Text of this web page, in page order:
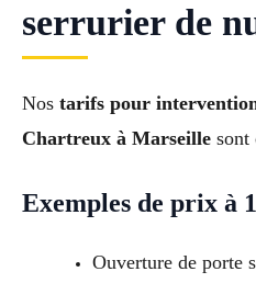
serrurier de
Nos tarifs pour
Chartreux à Marseille sont
Exemples de prix à
Ouverture de porte